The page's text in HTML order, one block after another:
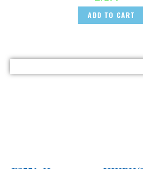
ADD TO CART